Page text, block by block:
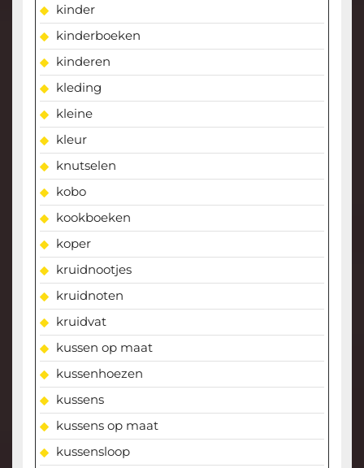
kinder
kinderboeken
kinderen
kleding
kleine
kleur
knutselen
kobo
kookboeken
koper
kruidnootjes
kruidnoten
kruidvat
kussen op maat
kussenhoezen
kussens
kussens op maat
kussensloop